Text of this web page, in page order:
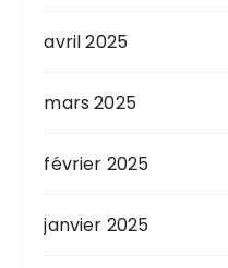
avril 2025
mars 2025
février 2025
janvier 2025